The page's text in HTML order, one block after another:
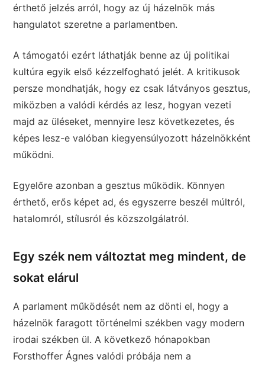
érthető jelzés arról, hogy az új házelnök más
hangulatot szeretne a parlamentben.
A támogatói ezért láthatják benne az új politikai
kultúra egyik első kézzelfogható jelét. A kritikusok
persze mondhatják, hogy ez csak látványos gesztus,
miközben a valódi kérdés az lesz, hogyan vezeti
majd az üléseket, mennyire lesz következetes, és
képes lesz-e valóban kiegyensúlyozott házelnökként
működni.
Egyelőre azonban a gesztus működik. Könnyen
érthető, erős képet ad, és egyszerre beszél múltról,
hatalomról, stílusról és közszolgálatról.
Egy szék nem változtat meg mindent, de
sokat elárul
A parlament működését nem az dönti el, hogy a
házelnök faragott történelmi székben vagy modern
irodai székben ül. A következő hónapokban
Forsthoffer Ágnes valódi próbája nem a